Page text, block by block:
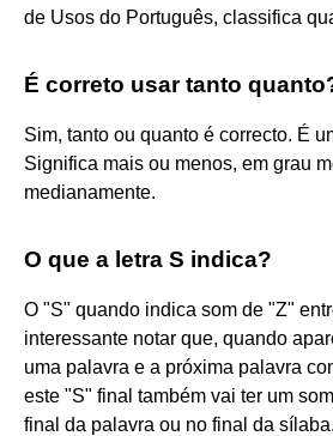
de Usos do Português, classifica
É correto usar tanto
Sim, tanto ou quanto é correcto. É
Significa mais ou menos, em grau
medianamente.
O que a letra S indica?
O "S" quando indica som de "Z"
interessante notar que, quando
uma palavra e a próxima palavra
este "S" final também vai ter um
final da palavra ou no final da